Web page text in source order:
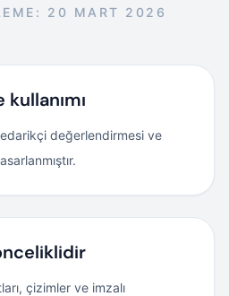
20 MART 2026
değerlendirmesi ve
çizimler ve imzalı